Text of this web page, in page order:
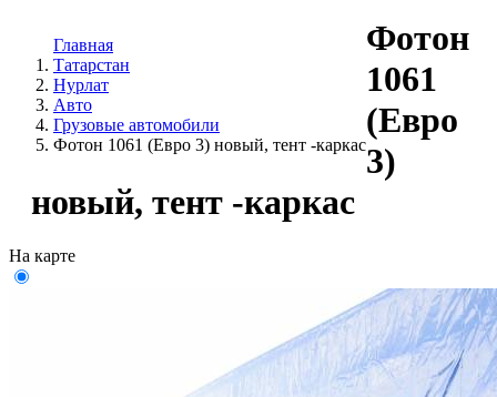
Главная
Татарстан
Нурлат
Авто
Грузовые автомобили
Фотон 1061 (Евро 3) новый, тент -каркас
Фотон
1061
(Евро
3)
новый, тент -каркас
На карте